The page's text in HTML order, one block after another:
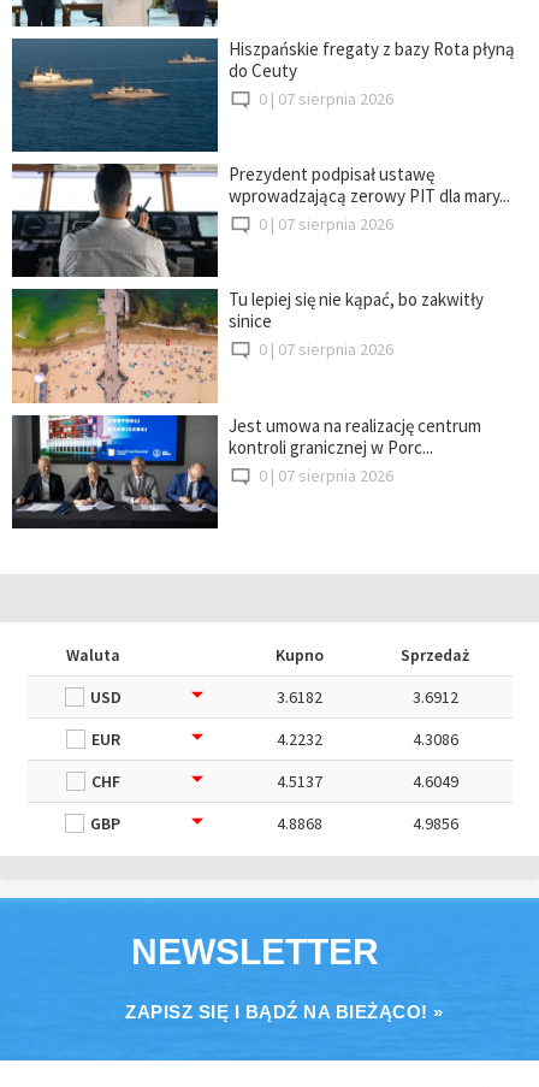
Hiszpańskie fregaty z bazy Rota płyną
do Ceuty
0 | 07 sierpnia 2026
Prezydent podpisał ustawę
wprowadzającą zerowy PIT dla mary...
0 | 07 sierpnia 2026
Tu lepiej się nie kąpać, bo zakwitły
sinice
0 | 07 sierpnia 2026
Jest umowa na realizację centrum
kontroli granicznej w Porc...
0 | 07 sierpnia 2026
Waluta Kupno
Sprzedaż
USD
3.6182
3.6912
EUR
4.2232
4.3086
CHF
4.5137
4.6049
GBP
4.8868 4.9856
NEWSLETTER
ZAPISZ SIĘ I BĄDŹ NA BIEŻĄCO! »